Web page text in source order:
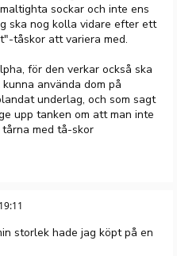
sockar och inte ens
ska nog kolla vidare efter ett
tåskor att variera med.
för den verkar också ska
använda dom på
underlag, och som sagt
upp tanken om att man inte
med tå-skor
storlek hade jag köpt på en